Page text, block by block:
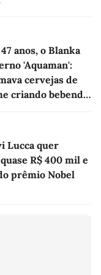
anos, o Blanka
'Aquaman':
cervejas de
criando bebendo
Lucca quer
R$ 400 mil e
prêmio Nobel